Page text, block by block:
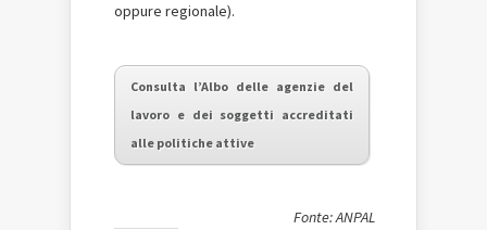
oppure regionale).
Consulta l’Albo delle agenzie del
lavoro e dei soggetti accreditati
alle politiche attive
Fonte: ANPAL